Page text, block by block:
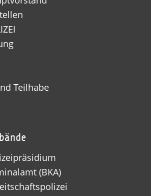
Teilhabe
(BKA)